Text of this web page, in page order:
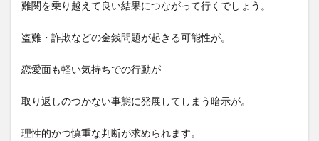
難関を乗り越えて良い結果につながって行くでしょう。
盗難・詐欺などの金銭問題が起きる可能性が。
恋愛面も軽い気持ちでの行動が
取り返しのつかない事態に発展してしまう暗示が。
理性的かつ慎重な判断が求められます。